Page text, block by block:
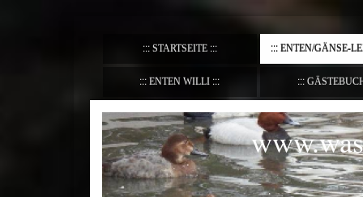
STARTSEITE ENTEN/GÄNSE-
ENTEN WILLI